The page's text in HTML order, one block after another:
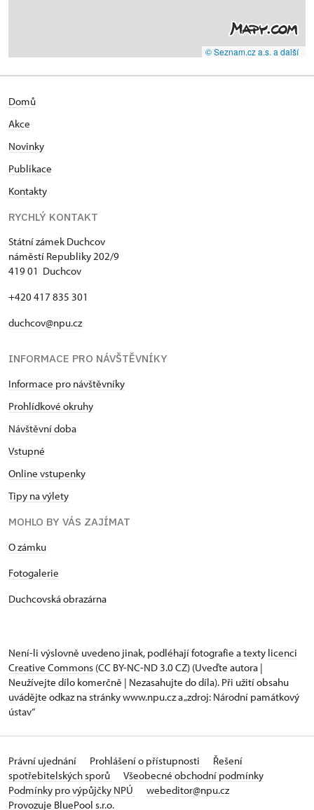
© Seznam.cz a.s. a další
Domů
Akce
Novinky
Publikace
Kontakty
RYCHLÝ KONTAKT
Státní zámek Duchcov
náměstí Republiky 202/9
419 01 Duchcov
+420 417 835 301
duchcov@npu.cz
INFORMACE PRO NÁVŠTĚVNÍKY
Informace pro návštěvníky
Prohlídkové okruhy
Návštěvní doba
Vstupné
Online vstupenky
Tipy na výlety
MOHLO BY VÁS ZAJÍMAT
O zámku
Fotogalerie
Duchcovská obrazárna
Není-li výslovně uvedeno jinak, podléhají fotografie a texty licenci
Creative Commons (CC BY-NC-ND 3.0 CZ) (Uveďte autora |
Neužívejte dílo komerčně | Nezasahujte do díla). Při užití obsahu
uvádějte odkaz na stránky www.npu.cz a „zdroj: Národní památkový
ústav“
Právní ujednání Prohlášení o přístupnosti
Řešení
spotřebitelských sporů
Všeobecné obchodní podmínky
Podmínky pro výpůjčky NPÚ
webeditor@npu.cz
Provozuje BluePool s.r.o.